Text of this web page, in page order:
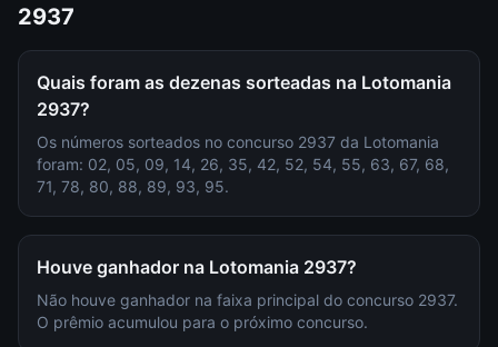
2937
Quais foram as dezenas sorteadas na Lotomania
2937?
Os números sorteados no concurso 2937 da Lotomania
foram: 02, 05, 09, 14, 26, 35, 42, 52, 54, 55, 63, 67, 68,
71, 78, 80, 88, 89, 93, 95.
Houve ganhador na Lotomania 2937?
Não houve ganhador na faixa principal do concurso 2937.
O prêmio acumulou para o próximo concurso.